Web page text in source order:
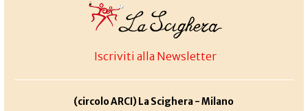
Iscriviti alla Newsletter
(circolo ARCI) La Scighera - Milano